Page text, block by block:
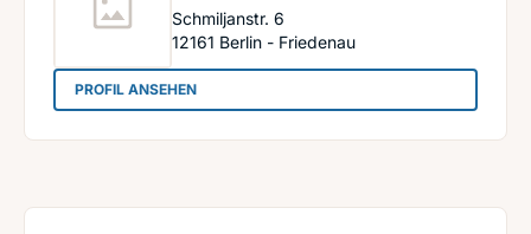
Schmiljanstr. 6
12161 Berlin - Friedenau
PROFIL ANSEHEN: ASSEMBLY GmbH